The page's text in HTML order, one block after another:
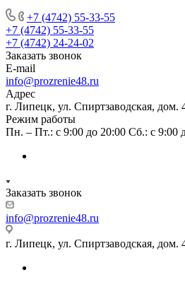
+7 (4742) 55-33-55
+7 (4742) 55-33-55
+7 (4742) 24-24-02
Заказать звонок
E-mail
info@prozrenie48.ru
Адрес
г. Липецк, ул. Спиртзаводская, дом.
Режим работы
Пн. – Пт.: с 9:00 до 20:00 Сб.: с 9:00
Заказать звонок
info@prozrenie48.ru
г. Липецк, ул. Спиртзаводская, дом.